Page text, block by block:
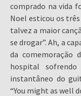
comprado na vida
Noel esticou os
talvez a maior
se drogar”. Ah, a
da comemoração
hospital
instantâneo do
“You might as well